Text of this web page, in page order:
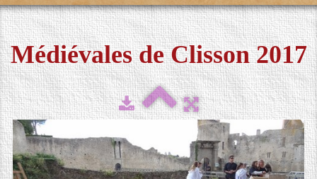
L'ASSOCIATION▼
FESTIVAL 2026▼
MÉDIAS▼
CONTACT
LOCATION DE COSTUMES
Médiévales de Clisson 2017